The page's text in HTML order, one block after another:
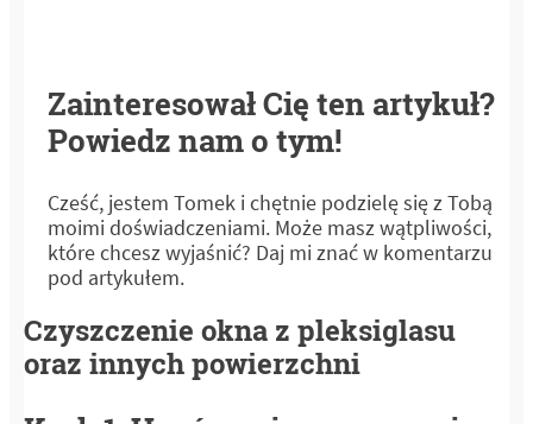
Zainteresował Cię ten artykuł?
Powiedz nam o tym!
Cześć, jestem Tomek i chętnie podzielę się z Tobą
moimi doświadczeniami. Może masz wątpliwości,
które chcesz wyjaśnić? Daj mi znać w komentarzu
pod artykułem.
Czyszczenie okna z pleksiglasu
oraz innych powierzchni